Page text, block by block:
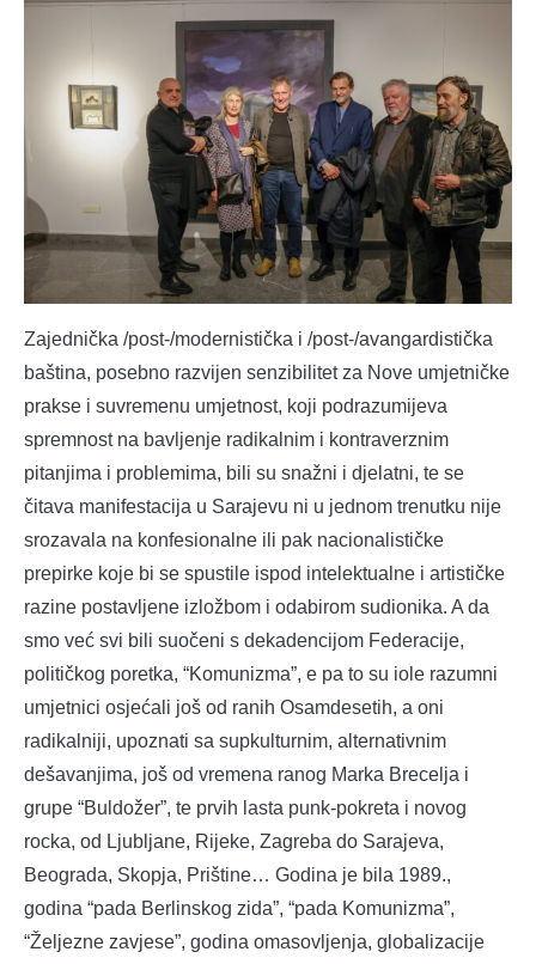
Zajednička /post-/modernistička i /post-/avangardistička
baština, posebno razvijen senzibilitet za Nove umjetničke
prakse i suvremenu umjetnost, koji podrazumijeva
spremnost na bavljenje radikalnim i kontraverznim
pitanjima i problemima, bili su snažni i djelatni, te se
čitava manifestacija u Sarajevu ni u jednom trenutku nije
srozavala na konfesionalne ili pak nacionalističke
prepirke koje bi se spustile ispod intelektualne i artističke
razine postavljene izložbom i odabirom sudionika. A da
smo već svi bili suočeni s dekadencijom Federacije,
političkog poretka, “Komunizma”, e pa to su iole razumni
umjetnici osjećali još od ranih Osamdesetih, a oni
radikalniji, upoznati sa supkulturnim, alternativnim
dešavanjima, još od vremena ranog Marka Brecelja i
grupe “Buldožer”, te prvih lasta punk-pokreta i novog
rocka, od Ljubljane, Rijeke, Zagreba do Sarajeva,
Beograda, Skopja, Prištine… Godina je bila 1989.,
godina “pada Berlinskog zida”, “pada Komunizma”,
“Željezne zavjese”, godina omasovljenja, globalizacije